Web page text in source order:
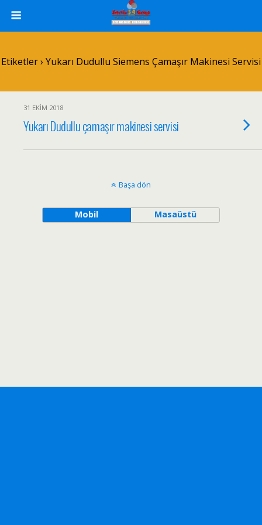
Etiketler › Yukarı Dudullu Siemens Çamaşır Makinesi Servisi
31 EKIM 2018
Yukarı Dudullu çamaşır makinesi servisi
Başa dön
Mobil Masaüstü